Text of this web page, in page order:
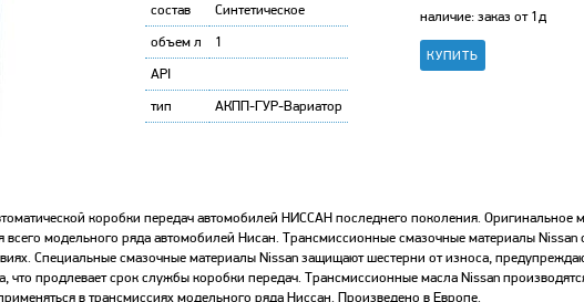
состав
Синтетическое
объем л
1
API
тип
АКПП-ГУР-Вариатор
наличие: заказ от 1д
коробки передач автомобилей НИССАН последнего поколения. Оригинальное
модельного ряда автомобилей Нисан. Трансмиссионные смазочные материалы Nissan
Специальные смазочные материалы Nissan защищают шестерни от износа,
что продлевает срок службы коробки передач. Трансмиссионные масла Nissan
в трансмиссиях модельного ряда Ниссан. Произведено в Европе.